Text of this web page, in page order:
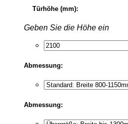
Türhöhe (mm):
Geben Sie die Höhe ein
Abmessung:
Abmessung: